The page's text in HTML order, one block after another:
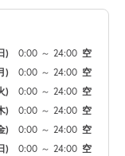
) 0:00 ～ 24:00 空
) 0:00 ～ 24:00 空
) 0:00 ～ 24:00 空
) 0:00 ～ 24:00 空
) 0:00 ～ 24:00 空
) 0:00 ～ 24:00 空